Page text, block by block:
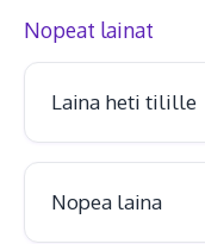
Nopeat lainat
Laina heti tilille
Nopea laina